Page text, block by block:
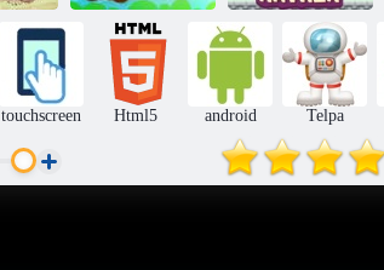
Arčera kungs Galvas Mayhem
touchscreen Html5 android Telpa